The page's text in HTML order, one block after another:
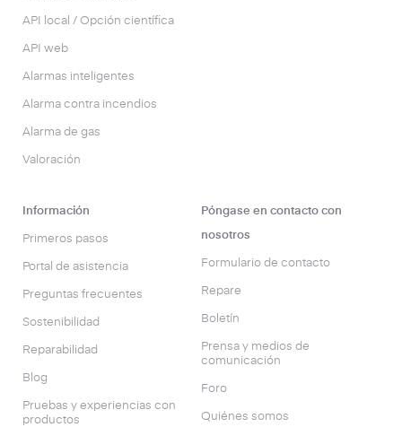
API local / Opción científica
API web
Alarmas inteligentes
Alarma contra incendios
Alarma de gas
Valoración
Información
Primeros pasos
Portal de asistencia
Preguntas frecuentes
Sostenibilidad
Reparabilidad
Blog
Pruebas y experiencias con
productos
Póngase en contacto con
nosotros
Formulario de contacto
Repare
Boletín
Prensa y medios de
comunicación
Foro
Quiénes somos